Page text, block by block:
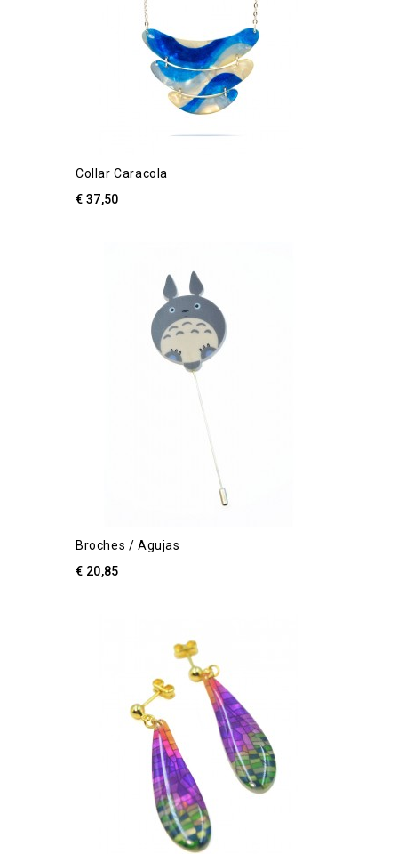
Collar Caracola
€ 37,50
Broches / Agujas
€ 20,85